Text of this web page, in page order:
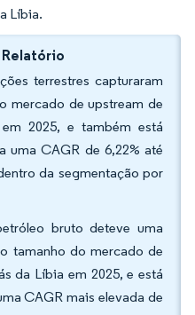
Líbia.
terrestres capturaram
mercado de upstream de
2025, e também está
uma CAGR de 6,22% até
da segmentação por
bruto deteve uma
tamanho do mercado de
da Líbia em 2025, e está
CAGR mais elevada de